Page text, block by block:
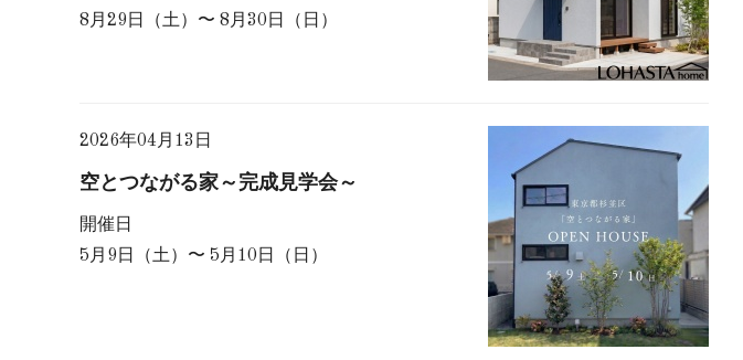
8月29日（土）〜 8月30日（日）
2026年04月13日
空とつながる家～完成見学会～
開催日
5月9日（土）〜 5月10日（日）